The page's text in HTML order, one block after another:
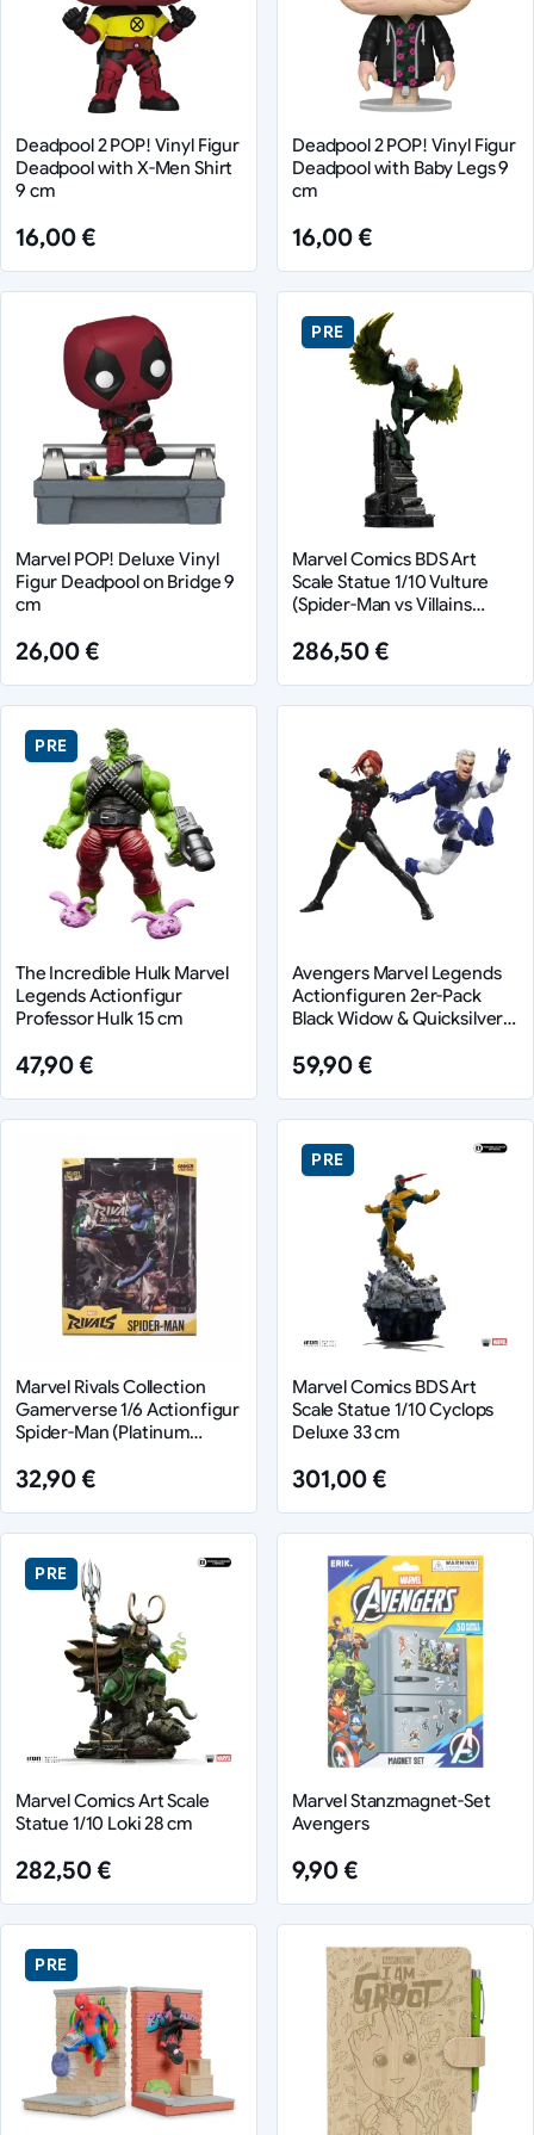
Deadpool 2 POP! Vinyl Figur
Deadpool with X-Men Shirt
9 cm
16,00 €
Deadpool 2 POP! Vinyl Figur
Deadpool with Baby Legs 9
cm
16,00 €
Marvel POP! Deluxe Vinyl
Figur Deadpool on Bridge 9
cm
26,00 €
PRE
Marvel Comics BDS Art
Scale Statue 1/10 Vulture
(Spider-Man vs Villains
286,50 €
PRE
The Incredible Hulk Marvel
Legends Actionfigur
Professor Hulk 15 cm
47,90 €
Avengers Marvel Legends
Actionfiguren 2er-Pack
Black Widow & Quicksilver
59,90 €
Marvel Rivals Collection
Gamerverse 1/6 Actionfigur
Spider-Man (Platinum
32,90 €
PRE
Marvel Comics BDS Art
Scale Statue 1/10 Cyclops
Deluxe 33 cm
301,00 €
PRE
Marvel Comics Art Scale
Statue 1/10 Loki 28 cm
282,50 €
Marvel Stanzmagnet-Set
Avengers
9,90 €
PRE